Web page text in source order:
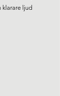
ljud